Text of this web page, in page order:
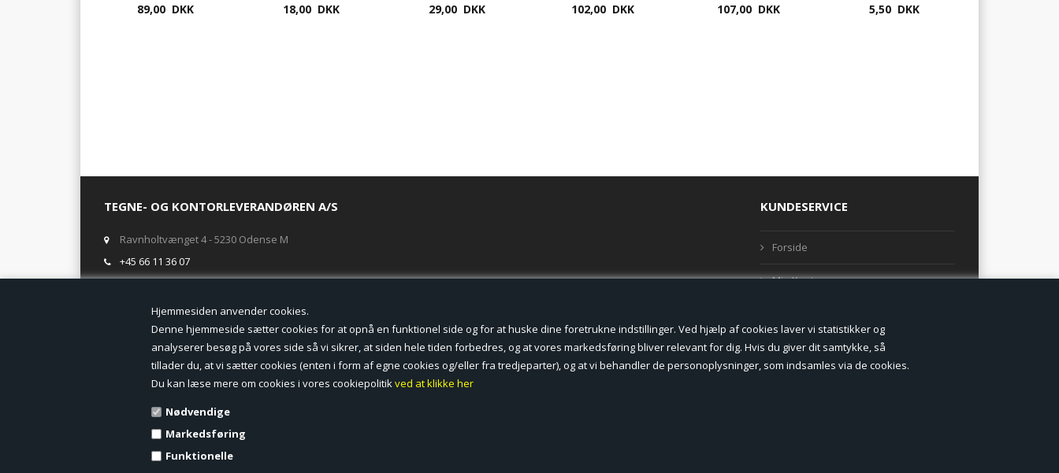
Hjemmesiden anvender cookies.
Denne hjemmeside sætter cookies for at opnå en funktionel side og for at huske dine foretrukne indstillinger. Ved hjælp af cookies laver vi statistikker og
analyserer besøg på vores side så vi sikrer, at siden hele tiden forbedres, og at vores markedsføring bliver relevant for dig. Hvis du giver dit samtykke, så
tillader du, at vi sætter cookies (enten i form af egne cookies og/eller fra tredjeparter), og at vi behandler de personoplysninger, som indsamles via de cookies.
Du kan læse mere om cookies i vores cookiepolitikved at klikke her
Nødvendige
Markedsføring
Funktionelle
stk
89,00 DKK
hårdheder,
18,00 DKK
farvet
29,00 DKK 102,00 DKK 107,00 DKK 5,50 DKK
TEGNE- OG KONTORLEVERANDØREN A/S
Ravnholtvænget 4 - 5230 Odense M
+45 66 11 36 07
ÅBNINGSTIDER I BUTIKKEN
Mandag-Fredag: 8.00 - 17.00
Ring gerne for lagerstatus inden besøg i butikken
KUNDESERVICE
Forside
Min Konto
Vilkår og betingelser